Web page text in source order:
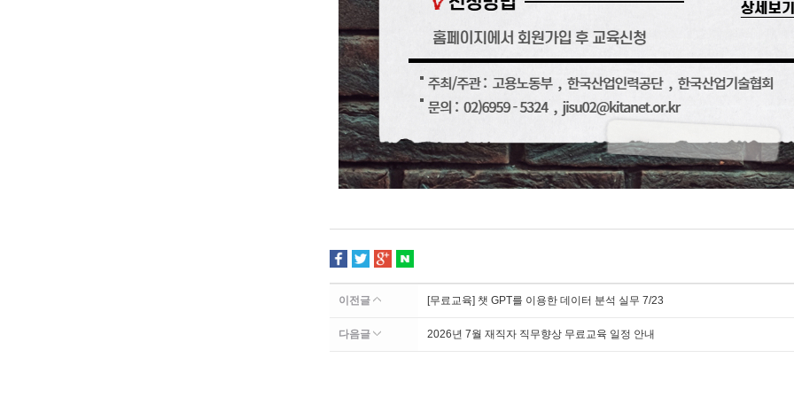
이전글 [무료교육] 챗 GPT를 이용한 데이터 분석 실무 7/23
다음글 2026년 7월 재직자 직무향상 무료교육 일정 안내